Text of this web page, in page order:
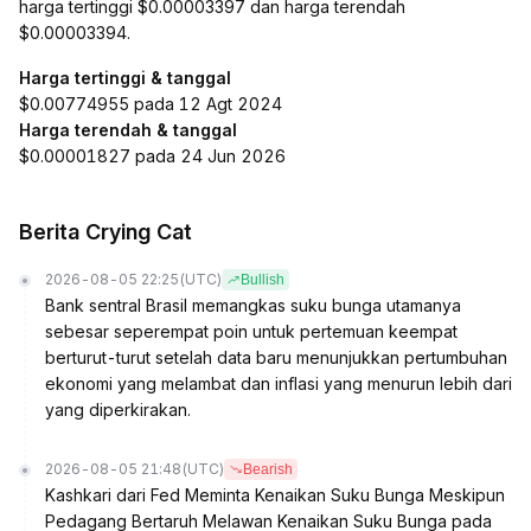
harga tertinggi $0.00003397 dan harga terendah
$0.00003394.
Harga tertinggi & tanggal
$0.00774955 pada 12 Agt 2024
Harga terendah & tanggal
$0.00001827 pada 24 Jun 2026
Berita Crying Cat
2026-08-05 22:25 (UTC) Bullish
Bank sentral Brasil memangkas suku bunga utamanya
sebesar seperempat poin untuk pertemuan keempat
berturut-turut setelah data baru menunjukkan pertumbuhan
ekonomi yang melambat dan inflasi yang menurun lebih dari
yang diperkirakan.
2026-08-05 21:48 (UTC) Bearish
Kashkari dari Fed Meminta Kenaikan Suku Bunga Meskipun
Pedagang Bertaruh Melawan Kenaikan Suku Bunga pada